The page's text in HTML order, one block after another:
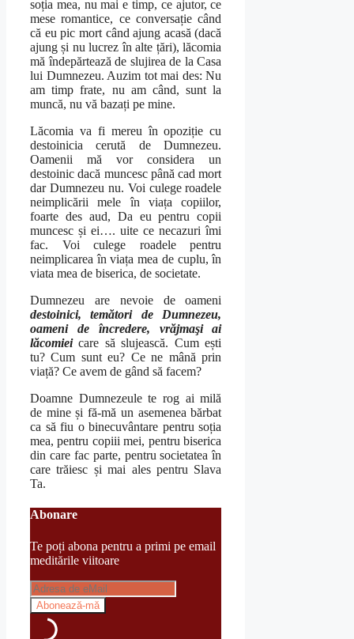
soția mea, nu mai e timp, ce ajutor, ce
mese romantice, ce conversație când
că eu pic mort când ajung acasă (dacă
ajung și nu lucrez în alte țări), lăcomia
mă îndepărtează de slujirea de la Casa
lui Dumnezeu. Auzim tot mai des: Nu
am timp frate, nu am când, sunt la
muncă, nu vă bazați pe mine.
Lăcomia va fi mereu în opoziție cu
destoinicia cerută de Dumnezeu.
Oamenii mă vor considera un
destoinic dacă muncesc până cad mort
dar Dumnezeu nu. Voi culege roadele
neimplicării mele în viața copiilor,
foarte des aud, Da eu pentru copii
muncesc și ei…. uite ce necazuri îmi
fac. Voi culege roadele pentru
neimplicarea în viața mea de cuplu, în
viata mea de biserica, de societate.
Dumnezeu are nevoie de oameni
destoinici, temători de Dumnezeu,
oameni de încredere, vrăjmaşi ai
lăcomieicare să slujească. Cum ești
tu? Cum sunt eu? Ce ne mână prin
viață? Ce avem de gând să facem?
Doamne Dumnezeule te rog ai milă
de mine și fă-mă un asemenea bărbat
ca să fiu o binecuvântare pentru soția
mea, pentru copiii mei, pentru biserica
din care fac parte, pentru societatea în
care trăiesc și mai ales pentru Slava
Ta.
Abonare
Te poți abona pentru a primi pe email
meditările viitoare